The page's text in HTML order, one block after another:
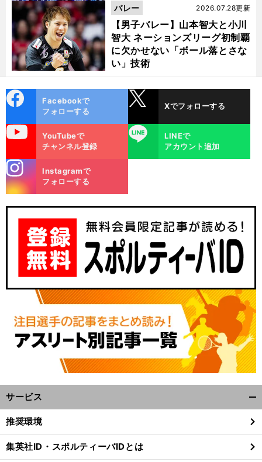
【男子バレー】山本智大と小川
智大 ネーションズリーグ初制覇
に欠かせない「ボール落とさな
い」技術
2026.07.28更新
バレー
ok
Facebookで
フォローする
Xでフォローする
YouTubeで
チャンネル登録
LINE
LINEで
アカウント追加
m
Instagramで
フォローする
サービス
閉
る
推奨環境
集英社ID・スポルティーバIDとは